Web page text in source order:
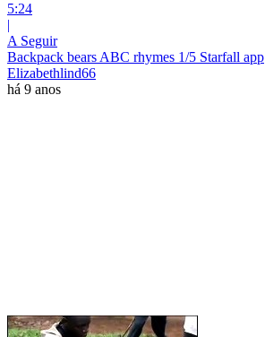
5:24
|
A Seguir
Backpack bears ABC rhymes 1/5 Starfall app
Elizabethlind66
há 9 anos